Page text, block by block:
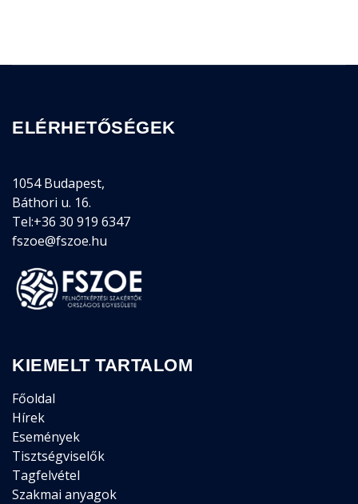
ELÉRHETŐSÉGEK
1054 Budapest,
Báthori u. 16.
Tel:+36 30 919 6347
fszoe@fszoe.hu
KIEMELT TARTALOM
Főoldal
Hírek
Események
Tisztségviselők
Tagfelvétel
Szakmai anyagok